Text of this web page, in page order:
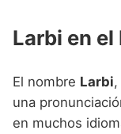
Larbi en
El nombre Larbi
una
en muchos